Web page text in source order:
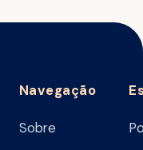
Navegação
Sobre